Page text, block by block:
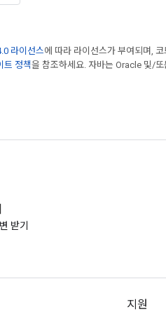
라이선스에 따라 라이선스가 부여되며,
정책을 참조하세요. 자바는 Oracle 및/
받기
지원